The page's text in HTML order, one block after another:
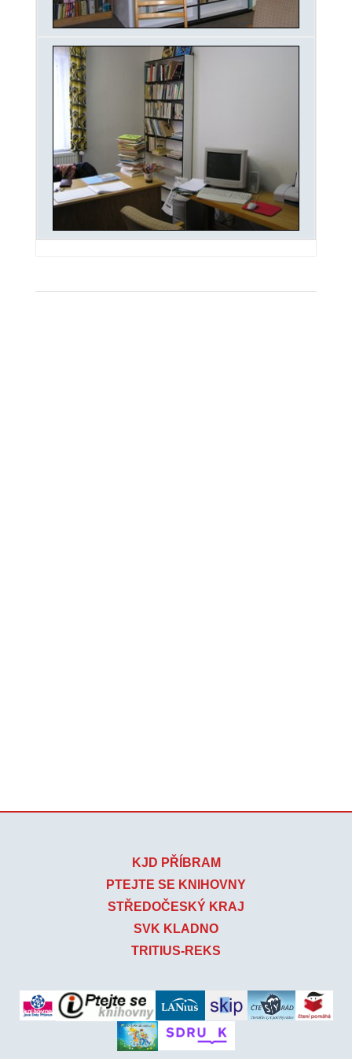
KJD PŘÍBRAM
PTEJTE SE KNIHOVNY
STŘEDOČESKÝ KRAJ
SVK KLADNO
TRITIUS-REKS